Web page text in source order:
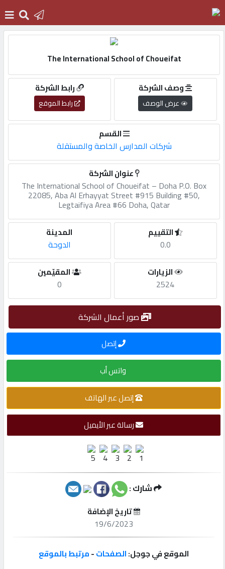
دخول
التسجيل
أضف
الاحصائيات
الأقسام
شركات
مميزة
إبحث
إتصل
The International School of Choueifat
رابط الشركة
رابط الموقع
وصف الشركة
عرض الوصف
القسم
شركات المدارس الخاصة والمستقلة
عنوان الشركة
The International School of Choueifat – Doha P.O. Box
22085, Aba Al Erhayyat Street #915 Building #50,
Legtaifiya Area #66 Doha, Qatar
المدينة
الدوحة
التقييم
0.0
المقيّمين
0
الزيارات
2524
صور أعمال الشركة
إتصل
واتس أب
إتصل عبر الهاتف
رسالة عبر الأيميل
شارك :
تاريخ الإضافة
19/6/2023
الموقع في جوجل:الصفحات-مرتبط بالموقع